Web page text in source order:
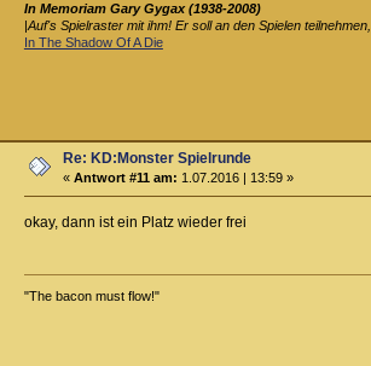
In Memoriam Gary Gygax (1938-2008)
Auf's Spielraster mit ihm! Er soll an den Spielen
In The Shadow Of A Die
Re: KD:Monster Spielrunde
«Antwort #11 am: 1.07.2016 | 13:59 »
okay, dann ist ein Platz wieder frei
"The bacon must flow!"